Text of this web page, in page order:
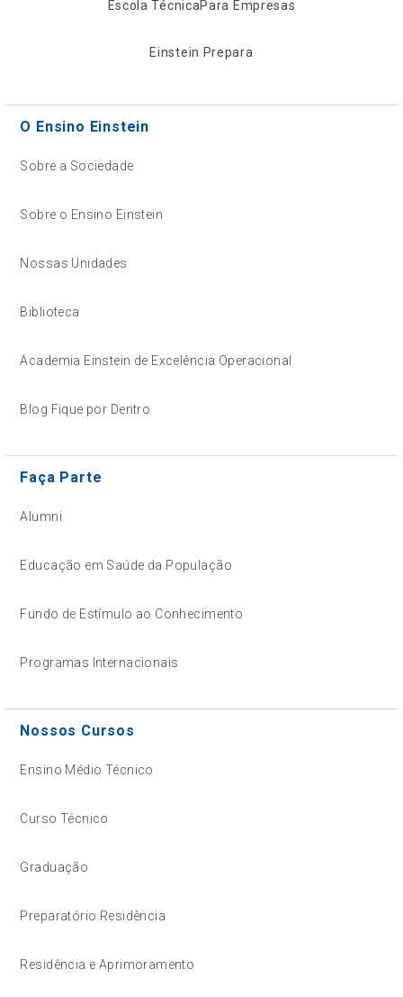
Escola TécnicaPara Empresas
Einstein Prepara
O Ensino Einstein
Sobre a Sociedade
Sobre o Ensino Einstein
Nossas Unidades
Biblioteca
Academia Einstein de Excelência Operacional
Blog Fique por Dentro
Faça Parte
Alumni
Educação em Saúde da População
Fundo de Estímulo ao Conhecimento
Programas Internacionais
Nossos Cursos
Ensino Médio Técnico
Curso Técnico
Graduação
Preparatório Residência
Residência e Aprimoramento